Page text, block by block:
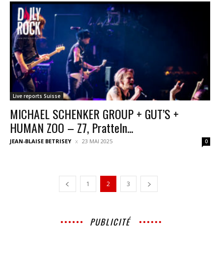
Live reports Suisse
MICHAEL SCHENKER GROUP + GUT’S +
HUMAN ZOO – Z7, Pratteln...
JEAN-BLAISE BETRISEY 23 MAI 2025 0
1 2 3
PUBLICITÉ